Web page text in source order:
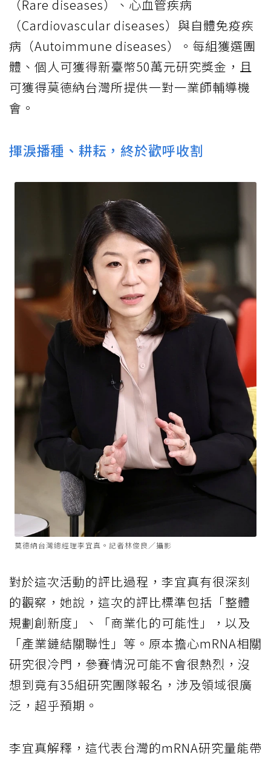
（Rare diseases）、心血管疾病
（Cardiovascular diseases）與自體免疫疾
病（Autoimmune diseases）。每組獲選團
體、個人可獲得新臺幣50萬元研究獎金，且
可獲得莫德納台灣所提供一對一業師輔導機
會。
揮淚播種、耕耘，終於歡呼收割
莫德納台灣總經理李宜真。記者林俊良／攝影
對於這次活動的評比過程，李宜真有很深刻
的觀察，她說，這次的評比標準包括「整體
規劃創新度」、「商業化的可能性」，以及
「產業鏈結關聯性」等。原本擔心mRNA相關
研究很冷門，參賽情況可能不會很熱烈，沒
想到竟有35組研究團隊報名，涉及領域很廣
泛，超乎預期。
李宜真解釋，這代表台灣的mRNA研究量能帶